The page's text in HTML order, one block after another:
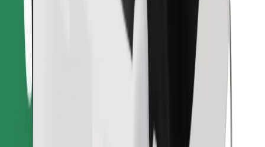
Descargar la app de Bolt
Encontrá tu comida favorita
Descargar la app de Bolt Food